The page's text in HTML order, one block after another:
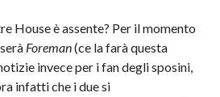
House è assente? Per il momento
Foreman(ce la farà questa
invece per i fan degli sposini,
infatti che i due si